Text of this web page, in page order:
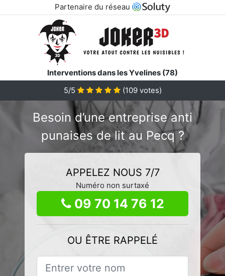
Partenaire du réseau
Interventions dans les Yvelines (78)
5/5
(109votes)
Besoin d’une entreprise anti
punaises de lit au Pecq ?
APPELEZ NOUS 7/7
Numéro non surtaxé
09 70 14 76 12
OU ÊTRE RAPPELÉ